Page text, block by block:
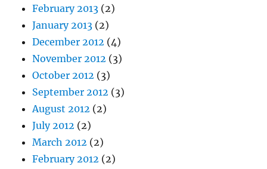
February 2013 (2)
January 2013 (2)
December 2012 (4)
November 2012 (3)
October 2012 (3)
September 2012 (3)
August 2012 (2)
July 2012 (2)
March 2012 (2)
February 2012 (2)